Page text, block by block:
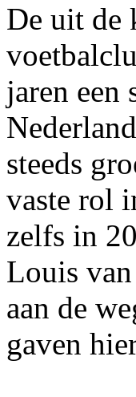
De uit de
jaren een
steeds
vaste rol
zelfs in
Louis
aan de
gaven